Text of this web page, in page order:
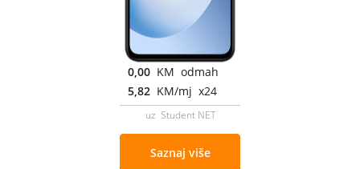
0,00 KM odmah
5,82 KM/mj x24
uz Student NET
Saznaj više